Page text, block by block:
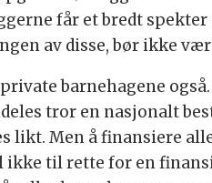
får et bredt
av disse, bør ikke
barnehagene
tror en nasjonalt
likt. Men å finansiere
til rette for en